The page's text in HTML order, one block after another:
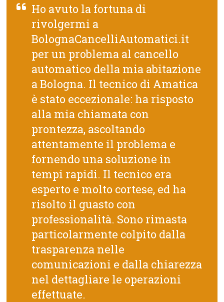
Ho avuto la fortuna di
rivolgermi a
BolognaCancelliAutomatici.it
per un problema al cancello
automatico della mia abitazione
a Bologna. Il tecnico di Amatica
è stato eccezionale: ha risposto
alla mia chiamata con
prontezza, ascoltando
attentamente il problema e
fornendo una soluzione in
tempi rapidi. Il tecnico era
esperto e molto cortese, ed ha
risolto il guasto con
professionalità. Sono rimasta
particolarmente colpito dalla
trasparenza nelle
comunicazioni e dalla chiarezza
nel dettagliare le operazioni
effettuate.